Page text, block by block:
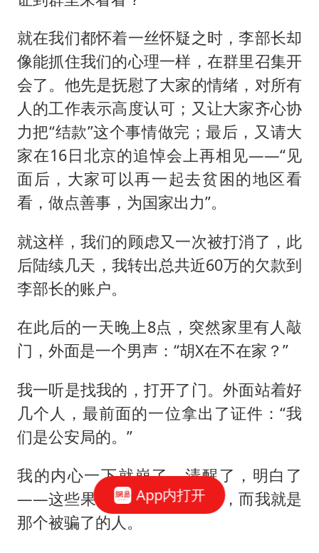
就在我们都怀着一丝怀疑之时，李部长却
像能抓住我们的心理一样，在群里召集开
会了。他先是抚慰了大家的情绪，对所有
人的工作表示高度认可；又让大家齐心协
力把“结款”这个事情做完；最后，又请大
家在16日北京的追悼会上再相见——“见
面后，大家可以再一起去贫困的地区看
看，做点善事，为国家出力”。
就这样，我们的顾虑又一次被打消了，此
后陆续几天，我转出总共近60万的欠款到
李部长的账户。
在此后的一天晚上8点，突然家里有人敲
门，外面是一个男声：“胡X在不在家？”
我一听是找我的，打开了门。外面站着好
几个人，最前面的一位拿出了证件：“我
们是公安局的。”
我的内心一下就崩了，清醒了，明白了
——这些果然都是骗子的骗局，而我就是
那个被骗了的人。
App内打开